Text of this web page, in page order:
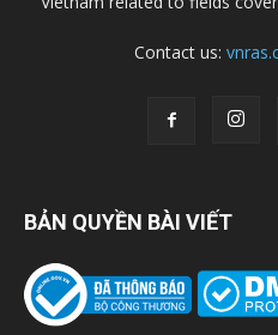
Contact us:
BẢN QUYỀN BÀI VIẾT